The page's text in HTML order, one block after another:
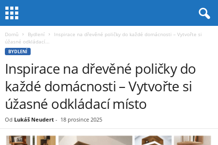
Domů Bydlení
Inspirace na dřevěné poličky do každé domácnosti – Vytvořte si
úžasné odkládací...
BYDLENÍ
Inspirace na dřevěné poličky do
každé domácnosti – Vytvořte si
úžasné odkládací místo
Od Lukáš Neudert - 18 prosince 2025